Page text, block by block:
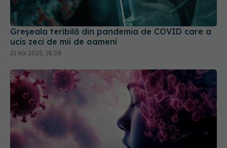
Greșeala teribilă din pandemia de COVID care a
ucis zeci de mii de oameni
21 noi 2025, 18:08